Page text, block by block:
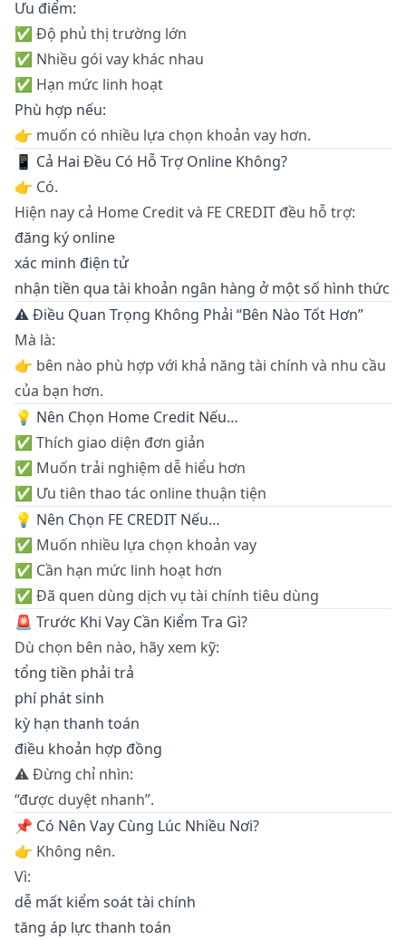
Ưu điểm:
✅ Độ phủ thị trường lớn
✅ Nhiều gói vay khác nhau
✅ Hạn mức linh hoạt
Phù hợp nếu:
👉 muốn có nhiều lựa chọn khoản vay hơn.
📱 Cả Hai Đều Có Hỗ Trợ Online Không?
👉 Có.
Hiện nay cả Home Credit và FE CREDIT đều hỗ trợ:
đăng ký online
xác minh điện tử
nhận tiền qua tài khoản ngân hàng ở một số hình thức
⚠️ Điều Quan Trọng Không Phải “Bên Nào Tốt Hơn”
Mà là:
👉 bên nào phù hợp với khả năng tài chính và nhu cầu
của bạn hơn.
💡 Nên Chọn Home Credit Nếu…
✅ Thích giao diện đơn giản
✅ Muốn trải nghiệm dễ hiểu hơn
✅ Ưu tiên thao tác online thuận tiện
💡 Nên Chọn FE CREDIT Nếu…
✅ Muốn nhiều lựa chọn khoản vay
✅ Cần hạn mức linh hoạt hơn
✅ Đã quen dùng dịch vụ tài chính tiêu dùng
🚨 Trước Khi Vay Cần Kiểm Tra Gì?
Dù chọn bên nào, hãy xem kỹ:
tổng tiền phải trả
phí phát sinh
kỳ hạn thanh toán
điều khoản hợp đồng
⚠️ Đừng chỉ nhìn:
“được duyệt nhanh”.
📌 Có Nên Vay Cùng Lúc Nhiều Nơi?
👉 Không nên.
Vì:
dễ mất kiểm soát tài chính
tăng áp lực thanh toán